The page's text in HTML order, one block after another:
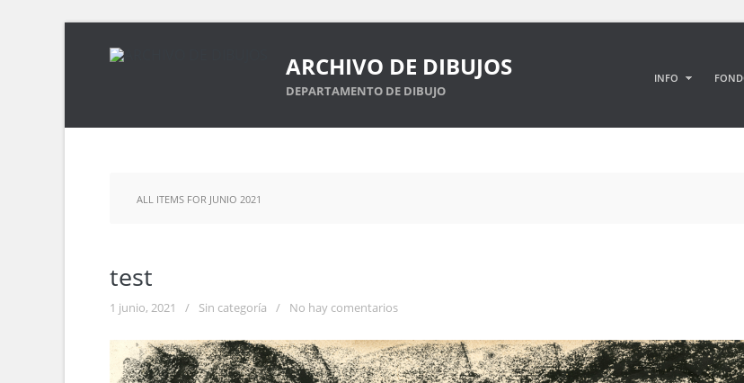
ARCHIVO DE DIBUJOS
DEPARTAMENTO DE DIBUJO
INFO
ALL ITEMS FOR JUNIO 2021
test
1 junio, 2021 / Sin categoría / No hay comentarios